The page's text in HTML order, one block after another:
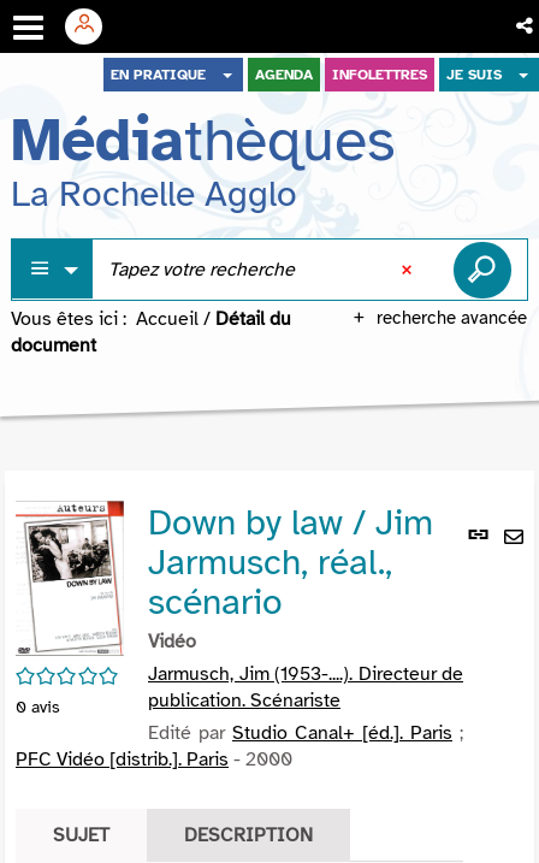
menu
contenu
recherche
EN PRATIQUE AGENDA INFOLETTRES JE SUIS
Médiathèques
La Rochelle Agglo
recherche avancée
Vous êtes ici : Accueil / Détail du
document
Lien
/5
0 avis
Down by law / Jim
Jarmusch, réal.,
scénario
Vidéo
Jarmusch, Jim (1953-....). Directeur de
publication. Scénariste
Edité par Studio Canal+ [éd.]. Paris ;
PFC Vidéo [distrib.]. Paris - 2000
SUJET DESCRIPTION